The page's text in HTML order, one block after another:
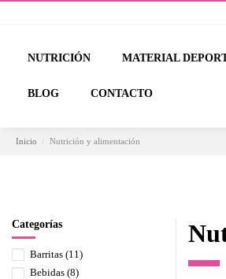
NUTRICIÓN MATERIAL
BLOG CONTACTO
Inicio Nutrición y alimentación
Categorías
Barritas (11)
Bebidas (8)